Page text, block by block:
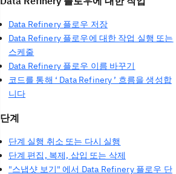
Data Refinery 플로우 저장
Data Refinery 플로우에 대한 작업 실행 또는
스케줄
Data Refinery 플로우 이름 바꾸기
코드를 통해 ‘ Data Refinery ’ 흐름을 생성합
니다
단계
단계 실행 취소 또는 다시 실행
단계 편집, 복제, 삽입 또는 삭제
"스냅샷 보기" 에서 Data Refinery 플로우 단